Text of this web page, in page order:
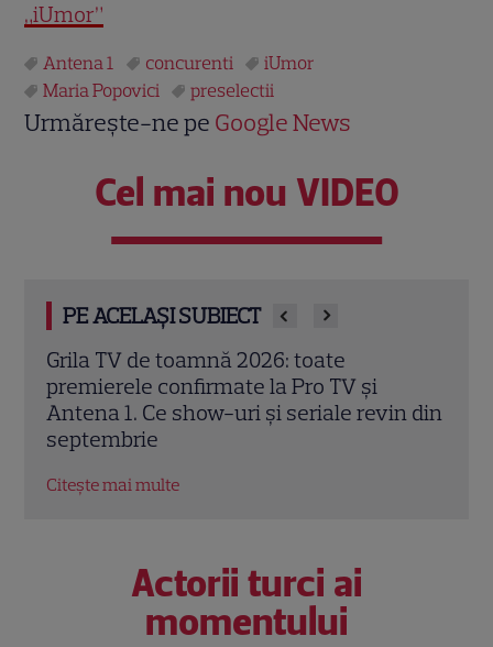
„iUmor”
Antena 1 concurenti
iUmor
Maria Popovici
preselectii
Urmărește-ne pe Google News
Cel mai nou VIDEO
PE ACELAȘI SUBIECT
Trei cupluri revin la „Insula Iubirii –
Reuniuni”. Ce se întâmplă când se
întâlnesc din nou cu Radu Vâlcan
Actorii turci ai
momentului